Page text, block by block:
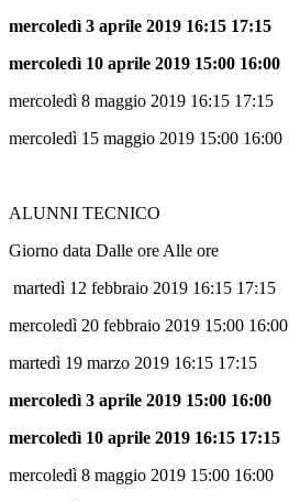
mercoledì 3 aprile 2019 16:15 17:15
mercoledì 10 aprile 2019 15:00 16:00
mercoledì 8 maggio 2019 16:15 17:15
mercoledì 15 maggio 2019 15:00 16:00
ALUNNI TECNICO
Giorno data Dalle ore Alle ore
martedì 12 febbraio 2019 16:15 17:15
mercoledì 20 febbraio 2019 15:00 16:00
martedì 19 marzo 2019 16:15 17:15
mercoledì 3 aprile 2019 15:00 16:00
mercoledì 10 aprile 2019 16:15 17:15
mercoledì 8 maggio 2019 15:00 16:00